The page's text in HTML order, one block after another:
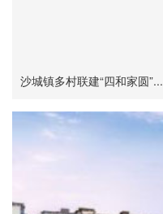
沙城镇多村联建“四和家圆”...